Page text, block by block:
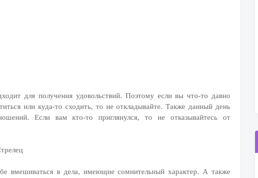
для получения удовольствий. Поэтому если вы что-то давно
или куда-то сходить, то не откладывайте. Также данный день
Если вам кто-то приглянулся, то не отказывайтесь от
вмешиваться в дела, имеющие сомнительный характер. А также